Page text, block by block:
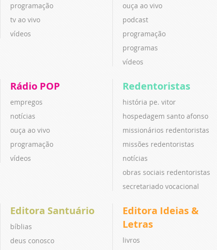
programação
tv ao vivo
vídeos
ouça ao vivo
podcast
programação
programas
vídeos
Rádio POP
empregos
notícias
ouça ao vivo
programação
vídeos
Redentoristas
história pe. vitor
hospedagem santo afonso
missionários redentoristas
missões redentoristas
notícias
obras sociais redentoristas
secretariado vocacional
Editora Santuário
bíblias
deus conosco
Editora Ideias &
Letras
livros